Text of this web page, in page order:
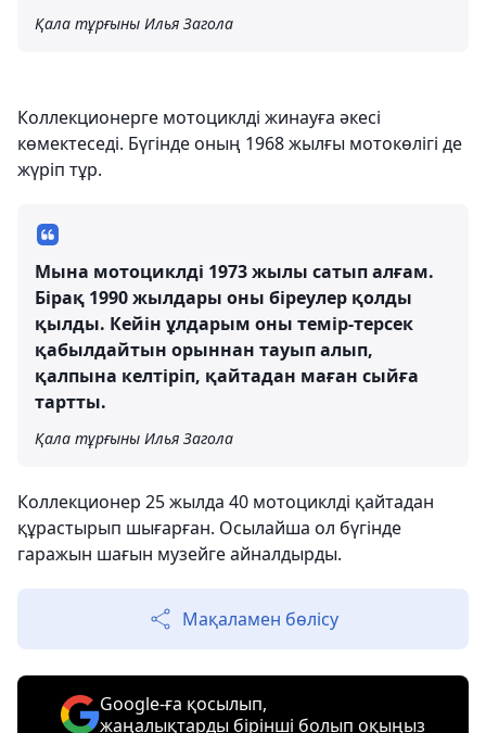
Қала тұрғыны Илья Загола
Коллекционерге мотоциклді жинауға әкесі
көмектеседі. Бүгінде оның 1968 жылғы мотокөлігі де
жүріп тұр.
Мына мотоциклді 1973 жылы сатып алғам.
Бірақ 1990 жылдары оны біреулер қолды
қылды. Кейін ұлдарым оны темір-терсек
қабылдайтын орыннан тауып алып,
қалпына келтіріп, қайтадан маған сыйға
тартты.
Қала тұрғыны Илья Загола
Коллекционер 25 жылда 40 мотоциклді қайтадан
құрастырып шығарған. Осылайша ол бүгінде
гаражын шағын музейге айналдырды.
Мақаламен бөлісу
Google-ға қосылып,
жаңалықтарды бірінші болып оқыңыз